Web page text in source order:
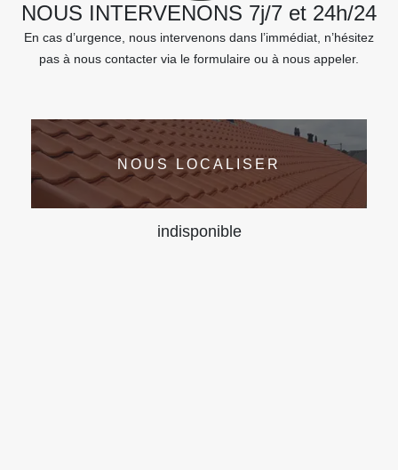
NOUS INTERVENONS 7j/7 et 24h/24
En cas d’urgence, nous intervenons dans l’immédiat, n’hésitez
pas à nous contacter via le formulaire ou à nous appeler.
NOUS LOCALISER
indisponible